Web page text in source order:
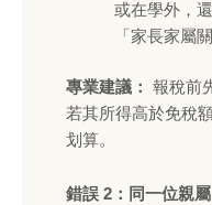
或在學外，
「家長家屬
專業建議：
報稅前
若其所得高於免稅
划算。
錯誤 2：同一位親